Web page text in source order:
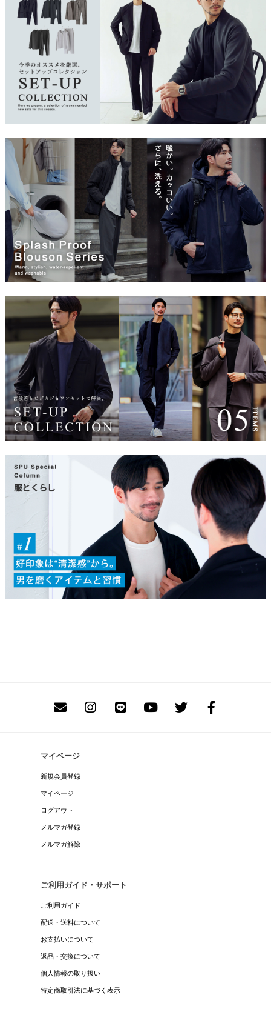
マイページ
新規会員登録
マイページ
ログアウト
メルマガ登録
メルマガ解除
ご利用ガイド・サポート
ご利用ガイド
配送・送料について
お支払いについて
返品・交換について
個人情報の取り扱い
特定商取引法に基づく表示